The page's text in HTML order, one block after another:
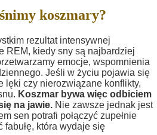
koszmary?
rezultat intensywnej
REM, kiedy sny są najbardziej
emocje, wspomnienia
Jeśli w życiu pojawia się
lęki czy nierozwiązane konflikty,
Koszmar bywa więc odbiciem
na jawie. Nie zawsze jednak jest
sen potrafi połączyć zupełnie
fabułę, która wydaje się